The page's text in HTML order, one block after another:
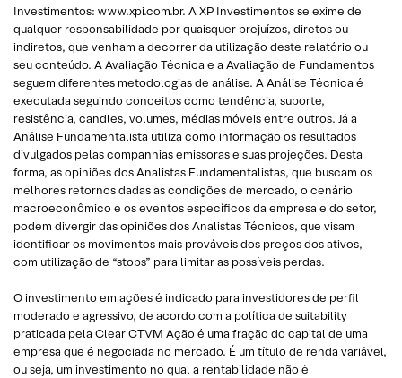
Investimentos: www.xpi.com.br. A XP Investimentos se exime de
qualquer responsabilidade por quaisquer prejuízos, diretos ou
indiretos, que venham a decorrer da utilização deste relatório ou
seu conteúdo. A Avaliação Técnica e a Avaliação de Fundamentos
seguem diferentes metodologias de análise. A Análise Técnica é
executada seguindo conceitos como tendência, suporte,
resistência, candles, volumes, médias móveis entre outros. Já a
Análise Fundamentalista utiliza como informação os resultados
divulgados pelas companhias emissoras e suas projeções. Desta
forma, as opiniões dos Analistas Fundamentalistas, que buscam os
melhores retornos dadas as condições de mercado, o cenário
macroeconômico e os eventos específicos da empresa e do setor,
podem divergir das opiniões dos Analistas Técnicos, que visam
identificar os movimentos mais prováveis dos preços dos ativos,
com utilização de “stops” para limitar as possíveis perdas.
O investimento em ações é indicado para investidores de perfil
moderado e agressivo, de acordo com a política de suitability
praticada pela Clear CTVM Ação é uma fração do capital de uma
empresa que é negociada no mercado. É um título de renda variável,
ou seja, um investimento no qual a rentabilidade não é